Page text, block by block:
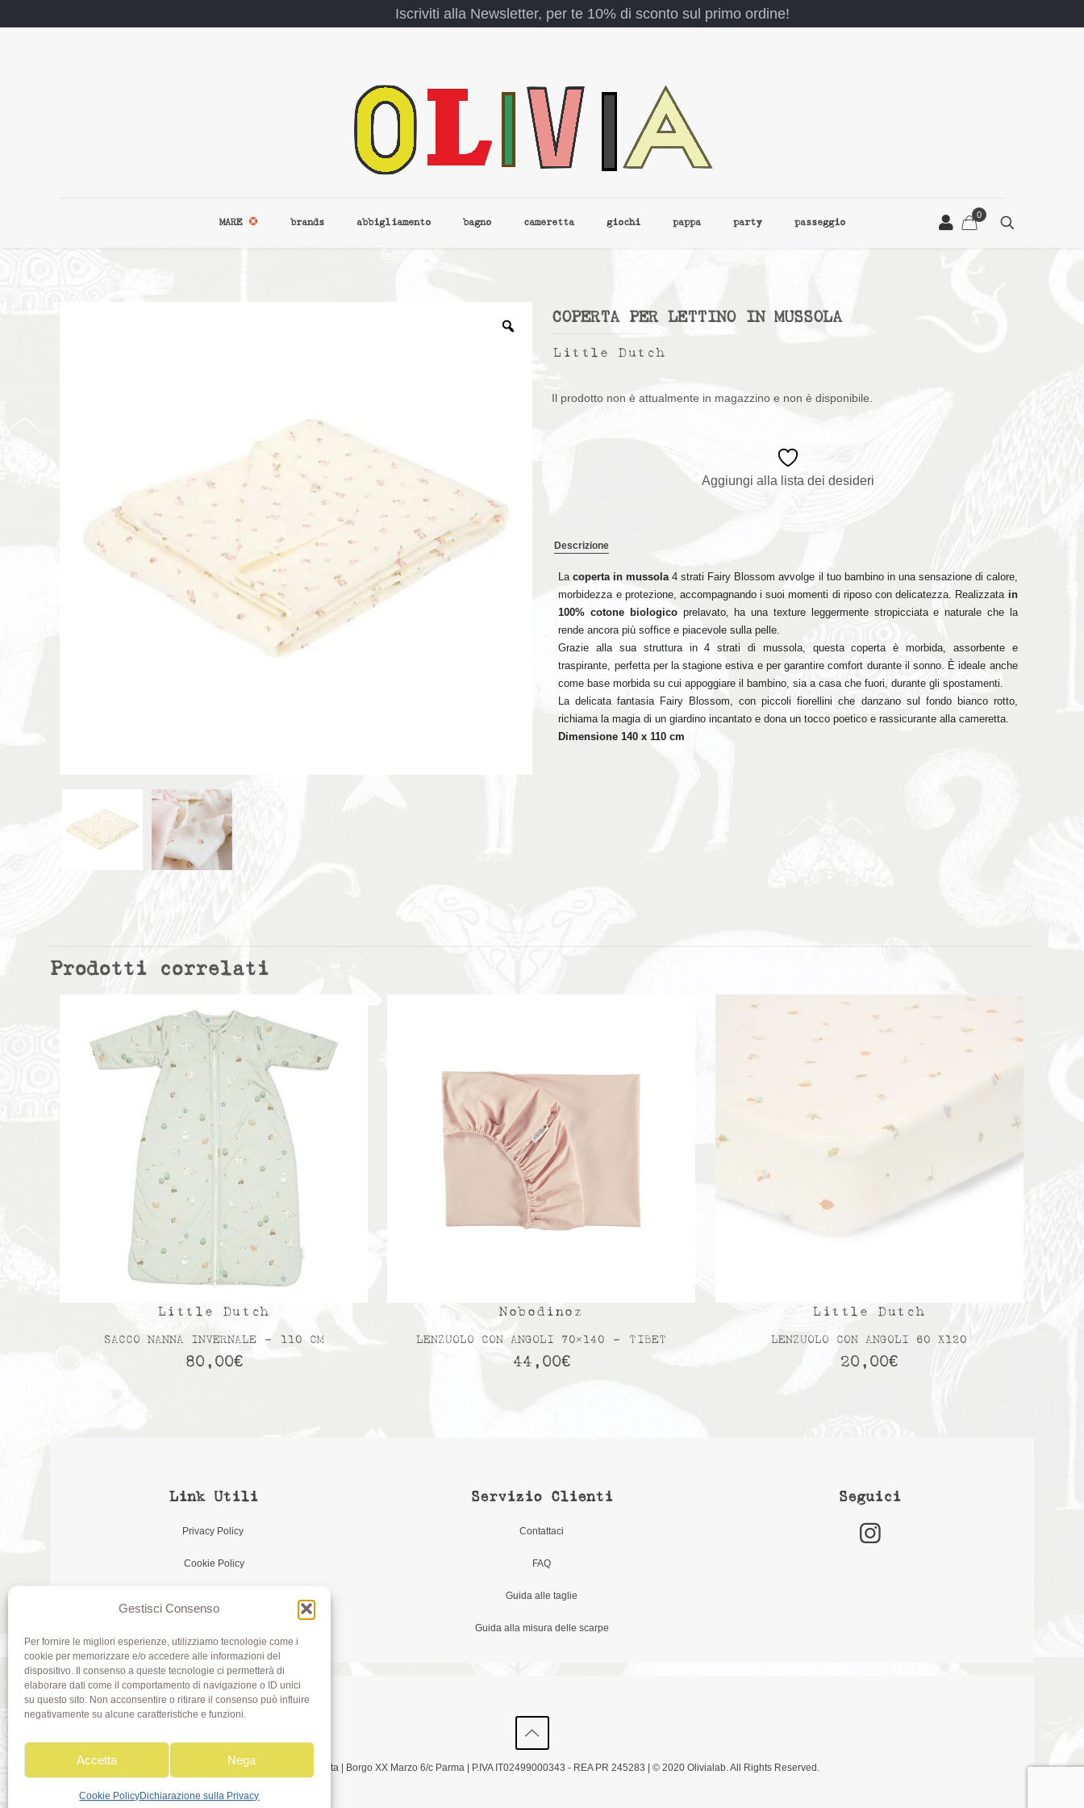
Gestisci Consenso
Per fornire le migliori esperienze, utilizziamo tecnologie come i
cookie per memorizzare e/o accedere alle informazioni del
dispositivo. Il consenso a queste tecnologie ci permetterà di
elaborare dati come il comportamento di navigazione o ID unici
su questo sito. Non acconsentire o ritirare il consenso può influire
negativamente su alcune caratteristiche e funzioni.
Accetta Nega
Cookie PolicyDichiarazione sulla Privacy
Iscriviti alla Newsletter, per te 10% di sconto sul primo ordine!
MARE brands abbigliamento bagno cameretta giochi pappa party passeggio
0
COPERTA PER LETTINO IN MUSSOLA
Little Dutch
Il prodotto non è attualmente in magazzino e non è disponibile.
Aggiungi alla lista dei desideri
Descrizione
Lacoperta in mussola 4 strati Fairy Blossom avvolge il tuo bambino in una sensazione di calore,
morbidezza e protezione, accompagnando i suoi momenti di riposo con delicatezza. Realizzata in
100% cotone biologicoprelavato, ha una texture leggermente stropicciata e naturale che la
rende ancora più soffice e piacevole sulla pelle.
Grazie alla sua struttura in 4 strati di mussola, questa coperta è morbida, assorbente e
traspirante, perfetta per la stagione estiva e per garantire comfort durante il sonno. È ideale anche
come base morbida su cui appoggiare il bambino, sia a casa che fuori, durante gli spostamenti.
La delicata fantasia Fairy Blossom, con piccoli fiorellini che danzano sul fondo bianco rotto,
richiama la magia di un giardino incantato e dona un tocco poetico e rassicurante alla cameretta.
Dimensione 140 x 110 cm
Prodotti correlati
Little Dutch
SACCO NANNA INVERNALE – 110 CM
80,00€
Nobodinoz
LENZUOLO CON ANGOLI 70×140 – TIBET
44,00€
Little Dutch
LENZUOLO CON ANGOLI 60 X120
20,00€
Link Utili
Privacy Policy
Cookie Policy
Servizio Clienti
Contattaci
FAQ
Guida alle taglie
Guida alla misura delle scarpe
Seguici
Olivia di Aimi Roberta | Borgo XX Marzo 6/c Parma | P.IVA IT02499000343 - REA PR 245283 | © 2020 Olivialab. All Rights Reserved.